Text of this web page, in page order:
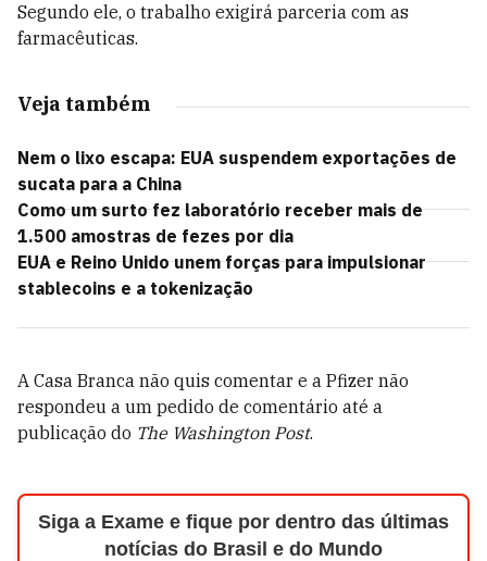
Segundo ele, o trabalho exigirá parceria com as
farmacêuticas.
Veja também
Nem o lixo escapa: EUA suspendem exportações de
sucata para a China
Como um surto fez laboratório receber mais de
1.500 amostras de fezes por dia
EUA e Reino Unido unem forças para impulsionar
stablecoins e a tokenização
A Casa Branca não quis comentar e a Pfizer não
respondeu a um pedido de comentário até a
publicação do The Washington Post.
Siga a Exame e fique por dentro das últimas
notícias do Brasil e do Mundo